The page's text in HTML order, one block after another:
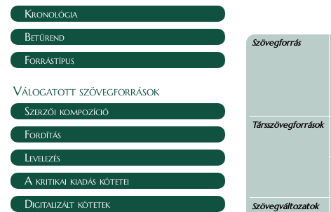
Kronológia
Betűrend
Forrástípus
Válogatott szövegforrások
Szerzői kompozíció
Fordítás
Levelezés
A kritikai kiadás kötetei
Digitalizált kötetek
Szövegforrás
Társszövegforrások
Szövegváltozatok